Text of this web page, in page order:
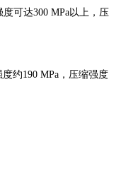
可达300 MPa以上，压
约190 MPa，压缩强度